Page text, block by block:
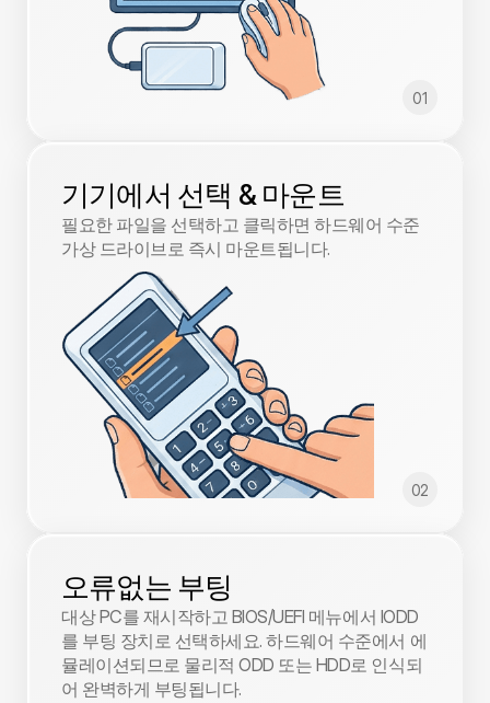
01
02
기기에서 선택 & 마운트
필요한 파일을 선택하고 클릭하면 하드웨어 수준
가상 드라이브로 즉시 마운트됩니다.
오류없는 부팅
대상 PC를 재시작하고 BIOS/UEFI 메뉴에서 IODD
를 부팅 장치로 선택하세요. 하드웨어 수준에서 에
뮬레이션되므로 물리적 ODD 또는 HDD로 인식되
어 완벽하게 부팅됩니다.